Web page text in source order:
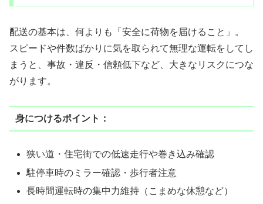
配送の基本は、何よりも「安全に荷物を届けること」。
スピードや件数ばかりに気を取られて無理な運転をしてし
まうと、事故・違反・信頼低下など、大きなリスクにつな
がります。
身につけるポイント：
狭い道・住宅街での低速走行や巻き込み確認
駐停車時のミラー確認・歩行者注意
長時間運転時の集中力維持（こまめな休憩など）